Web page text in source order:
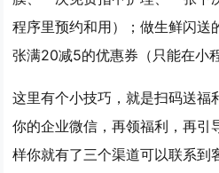
程序里预约和用）；做生鲜闪送
张满20减5的优惠券（只能在小
这里有个小技巧，就是扫码送福
你的企业微信，再领福利，再引
样你就有了三个渠道可以联系到